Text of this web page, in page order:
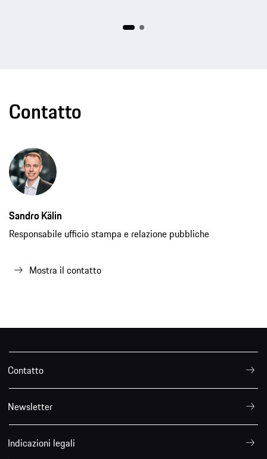
Contatto
Sandro Kälin
Responsabile ufficio stampa e relazione pubbliche
Mostra il contatto
Contatto
Newsletter
Indicazioni legali